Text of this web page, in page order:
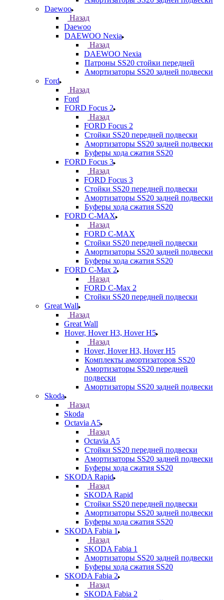
Daewoo
Назад
Daewoo
DAEWOO Nexia
Назад
DAEWOO Nexia
Патроны SS20 стойки передней
Амортизаторы SS20 задней подвески
Ford
Назад
Ford
FORD Focus 2
Назад
FORD Focus 2
Стойки SS20 передней подвески
Амортизаторы SS20 задней подвески
Буферы хода сжатия SS20
FORD Focus 3
Назад
FORD Focus 3
Стойки SS20 передней подвески
Амортизаторы SS20 задней подвески
Буферы хода сжатия SS20
FORD С-MAX
Назад
FORD С-MAX
Стойки SS20 передней подвески
Амортизаторы SS20 задней подвески
Буферы хода сжатия SS20
FORD C-Max 2
Назад
FORD C-Max 2
Стойки SS20 передней подвески
Great Wall
Назад
Great Wall
Hover, Hover H3, Hover H5
Назад
Hover, Hover H3, Hover H5
Комплекты амортизаторов SS20
Амортизаторы SS20 передней
подвески
Амортизаторы SS20 задней подвески
Skoda
Назад
Skoda
Octavia A5
Назад
Octavia A5
Стойки SS20 передней подвески
Амортизаторы SS20 задней подвески
Буферы хода сжатия SS20
SKODA Rapid
Назад
SKODA Rapid
Стойки SS20 передней подвески
Амортизаторы SS20 задней подвески
Буферы хода сжатия SS20
SKODA Fabia 1
Назад
SKODA Fabia 1
Амортизаторы SS20 задней подвески
Буферы хода сжатия SS20
SKODA Fabia 2
Назад
SKODA Fabia 2